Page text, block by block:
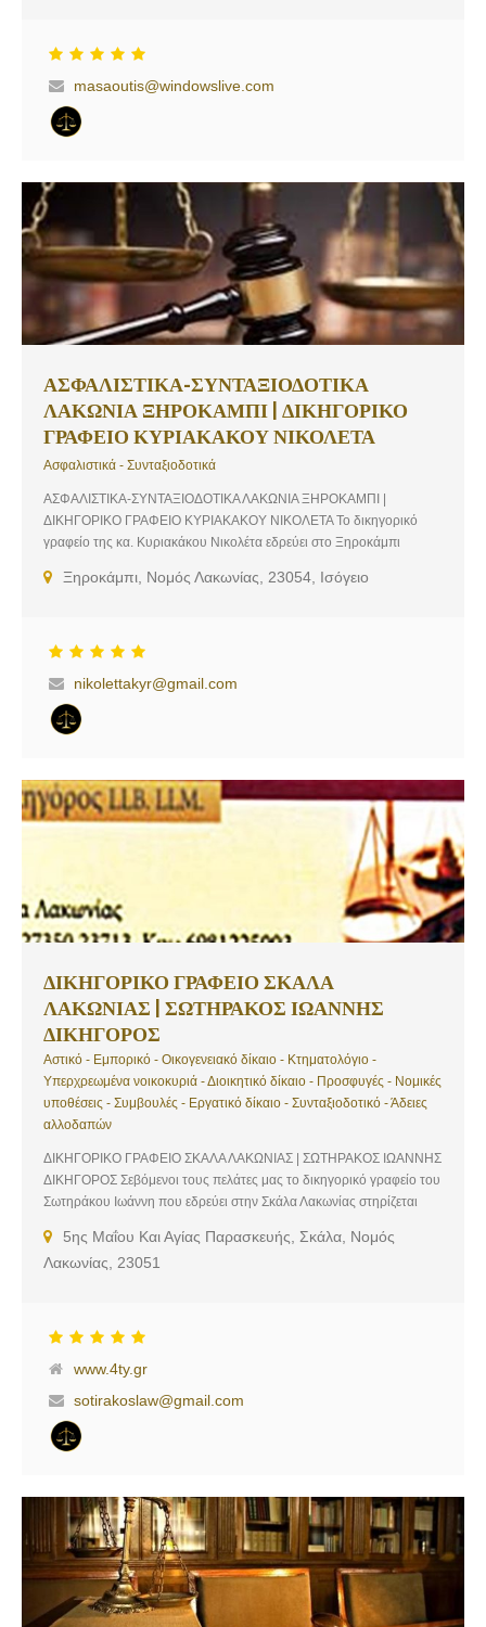
masaoutis@windowslive.com
ΑΣΦΑΛΙΣΤΙΚΑ-ΣΥΝΤΑΞΙΟΔΟΤΙΚΑ
ΛΑΚΩΝΙΑ ΞΗΡΟΚΑΜΠΙ | ΔΙΚΗΓΟΡΙΚΟ
ΓΡΑΦΕΙΟ ΚΥΡΙΑΚΑΚΟΥ ΝΙΚΟΛΕΤΑ
Ασφαλιστικά - Συνταξιοδοτικά
ΑΣΦΑΛΙΣΤΙΚΑ-ΣΥΝΤΑΞΙΟΔΟΤΙΚΑ ΛΑΚΩΝΙΑ ΞΗΡΟΚΑΜΠΙ |
ΔΙΚΗΓΟΡΙΚΟ ΓΡΑΦΕΙΟ ΚΥΡΙΑΚΑΚΟΥ ΝΙΚΟΛΕΤΑ Το δικηγορικό
γραφείο της κα. Κυριακάκου Νικολέτα εδρεύει στο Ξηροκάμπι
Ξηροκάμπι, Νομός Λακωνίας, 23054, Ισόγειο
nikolettakyr@gmail.com
ΔΙΚΗΓΟΡΙΚΟ ΓΡΑΦΕΙΟ ΣΚΑΛΑ
ΛΑΚΩΝΙΑΣ | ΣΩΤΗΡΑΚΟΣ ΙΩΑΝΝΗΣ
ΔΙΚΗΓΟΡΟΣ
Αστικό - Εμπορικό - Οικογενειακό δίκαιο - Κτηματολόγιο -
Υπερχρεωμένα νοικοκυριά - Διοικητικό δίκαιο - Προσφυγές - Νομικές
υποθέσεις - Συμβουλές - Εργατικό δίκαιο - Συνταξιοδοτικό - Άδειες
αλλοδαπών
ΔΙΚΗΓΟΡΙΚΟ ΓΡΑΦΕΙΟ ΣΚΑΛΑ ΛΑΚΩΝΙΑΣ | ΣΩΤΗΡΑΚΟΣ ΙΩΑΝΝΗΣ
ΔΙΚΗΓΟΡΟΣ Σεβόμενοι τους πελάτες μας το δικηγορικό γραφείο του
Σωτηράκου Ιωάννη που εδρεύει στην Σκάλα Λακωνίας στηρίζεται
δίνοντας αποτελεσματική λύση στα προβλήματά σας. Το δικηγορικό
γραφείο μας με την πολυετή εμπειρία του προσφέρει τις εξής
υποθέσεις – συμβουλές, Εργατικό δίκαιο – Συνταξιοδοτικό, Άδειες
νομικό πρόβλημα αντιμετωπίζεται και μαζί να βρούμε την λύση. Με
εκτίμηση,Σωτηράκος Ιωάννης
5ης Μαΐου Και Αγίας Παρασκευής, Σκάλα, Νομός
Λακωνίας, 23051
www.4ty.gr
sotirakoslaw@gmail.com